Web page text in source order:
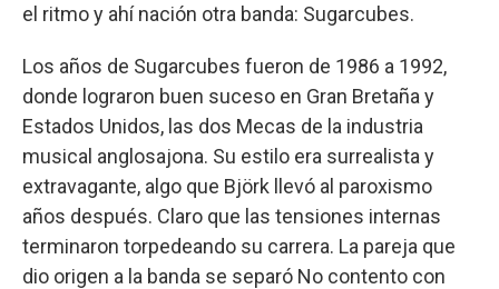
el ritmo y ahí nación otra banda: Sugarcubes.
Los años de Sugarcubes fueron de 1986 a 1992,
donde lograron buen suceso en Gran Bretaña y
Estados Unidos, las dos Mecas de la industria
musical anglosajona. Su estilo era surrealista y
extravagante, algo que Björk llevó al paroxismo
años después. Claro que las tensiones internas
terminaron torpedeando su carrera. La pareja que
dio origen a la banda se separó No contento con